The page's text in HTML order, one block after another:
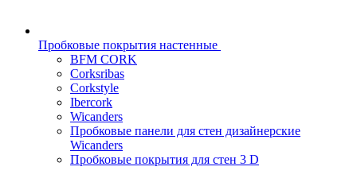
Пробковые покрытия настенные
BFM CORK
Corksribas
Corkstyle
Ibercork
Wicanders
Пробковые панели для стен дизайнерские
Wicanders
Пробковые покрытия для стен 3 D